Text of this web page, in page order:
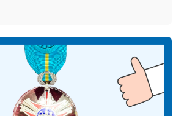
있습니다. 올해부터 세미나를 상, 하반기 2회
Consulting 팀 정채린 차장이 제니우스
하였는데요, 20개 이상의 신규 기능에는 WNMS,
이 포함되어 있습니다. 그리고 막간을 이용해
LogManager을 소개하는 시간도 가졌습니다.